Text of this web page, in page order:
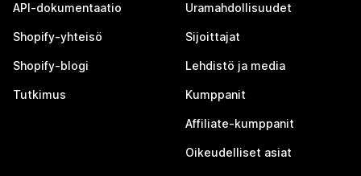
API-dokumentaatio
Shopify-yhteisö
Shopify-blogi
Tutkimus
Uramahdollisuudet
Sijoittajat
Lehdistö ja media
Kumppanit
Affiliate-kumppanit
Oikeudelliset asiat